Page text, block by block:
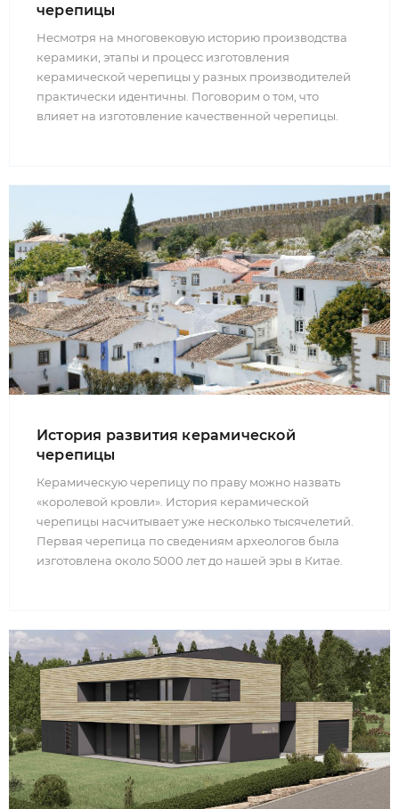
черепицы
Несмотря на многовековую историю производства
керамики, этапы и процесс изготовления
керамической черепицы у разных производителей
практически идентичны. Поговорим о том, что
влияет на изготовление качественной черепицы.
История развития керамической
черепицы
Керамическую черепицу по праву можно назвать
«королевой кровли». История керамической
черепицы насчитывает уже несколько тысячелетий.
Первая черепица по сведениям археологов была
изготовлена около 5000 лет до нашей эры в Китае.